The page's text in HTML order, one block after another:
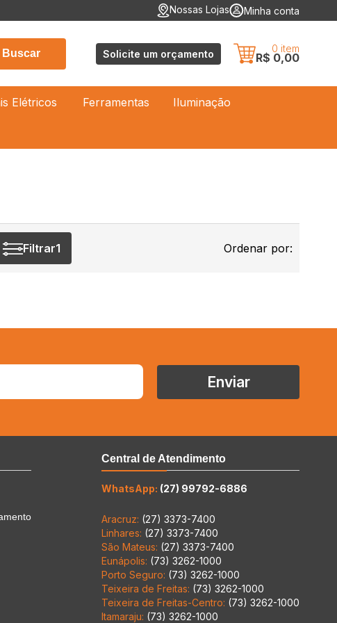
Nossas Lojas Minha conta
Buscar Solicite um orçamento 0 item
R$ 0,00
Elétricos Ferramentas Iluminação
Filtrar1 Ordenar por:
Enviar
Central de Atendimento
WhatsApp: (27) 99792-6886
Aracruz: (27) 3373-7400
Linhares: (27) 3373-7400
São Mateus: (27) 3373-7400
Eunápolis: (73) 3262-1000
Porto Seguro: (73) 3262-1000
Teixeira de Freitas: (73) 3262-1000
Teixeira de Freitas-Centro: (73) 3262-1000
Itamaraju: (73) 3262-1000